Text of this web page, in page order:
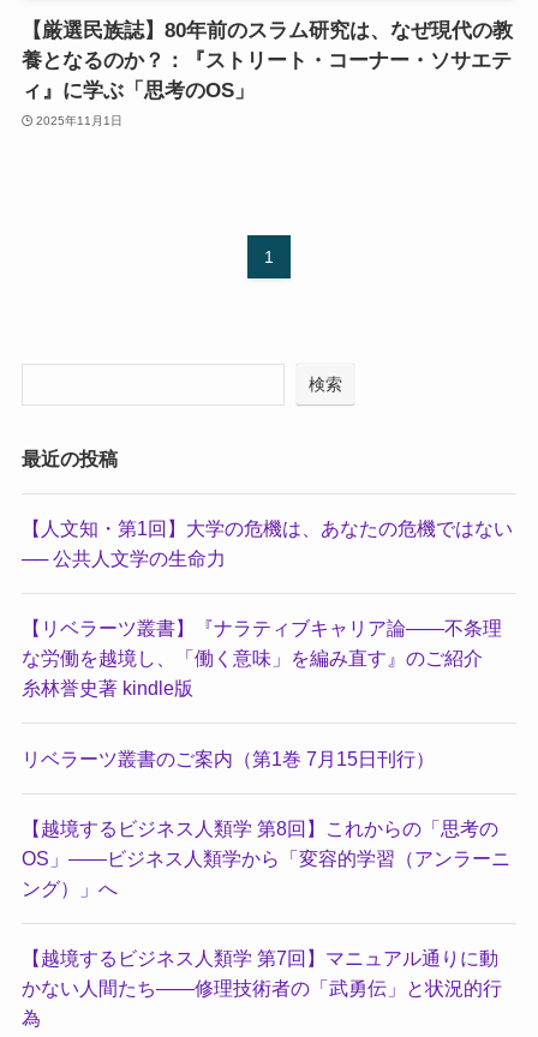
【厳選民族誌】80年前のスラム研究は、なぜ現代の教
養となるのか？：『ストリート・コーナー・ソサエテ
ィ』に学ぶ「思考のOS」
2025年11月1日
1
検索
最近の投稿
【人文知・第1回】大学の危機は、あなたの危機ではない
── 公共人文学の生命力
【リベラーツ叢書】『ナラティブキャリア論——不条理
な労働を越境し、「働く意味」を編み直す』のご紹介
糸林誉史著 kindle版
リベラーツ叢書のご案内（第1巻 7月15日刊行）
【越境するビジネス人類学 第8回】これからの「思考の
OS」――ビジネス人類学から「変容的学習（アンラーニ
ング）」へ
【越境するビジネス人類学 第7回】マニュアル通りに動
かない人間たち――修理技術者の「武勇伝」と状況的行
為